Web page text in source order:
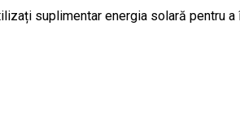
suplimentar energia solară pentru